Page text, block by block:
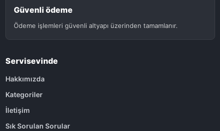
Güvenli ödeme
Ödeme işlemleri güvenli altyapı üzerinden tamamlanır.
Servisevinde
Hakkımızda
Kategoriler
İletişim
Sık Sorulan Sorular